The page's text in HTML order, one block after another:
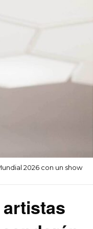
2026 con un show